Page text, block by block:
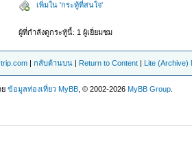
เพิ่มใน 'กระทู้ที่สนใจ'
ผู้ที่กำลังดูกระทู้นี้: 1 ผู้เยี่ยมชม
|กลับด้านบน | Return to Content | Lite (Archive)
ยข้อมูลท่องเที่ยว MyBB , © 2002-2026MyBB Group